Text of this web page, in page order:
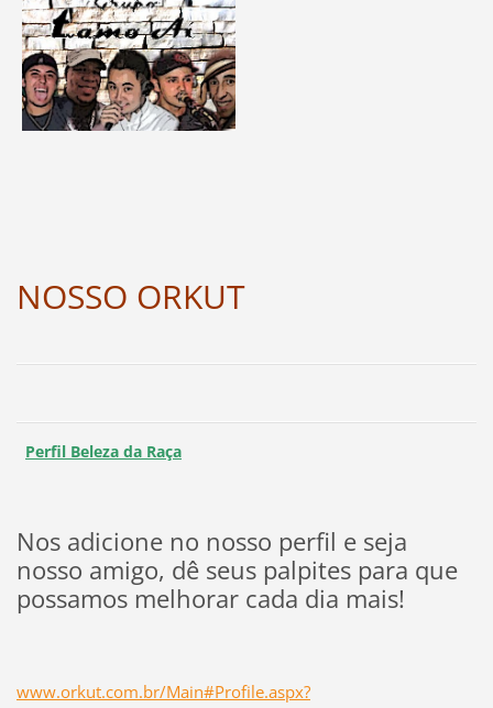
NOSSO ORKUT
Perfil Beleza da Raça
Nos adicione no nosso perfil e seja
nosso amigo, dê seus palpites para que
possamos melhorar cada dia mais!
www.orkut.com.br/Main#Profile.aspx?